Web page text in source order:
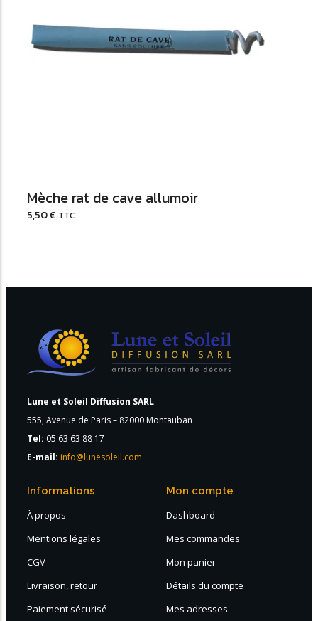
Ajouter au Panier
Mèche rat de cave allumoir
5,50€ TTC
Lune et Soleil Diffusion SARL
555, Avenue de Paris – 82000 Montauban
Tel: 05 63 63 88 17
E-mail: info@lunesoleil.com
Informations
À propos
Mentions légales
CGV
Livraison, retour
Paiement sécurisé
Mon compte
Dashboard
Mes commandes
Mon panier
Détails du compte
Mes adresses